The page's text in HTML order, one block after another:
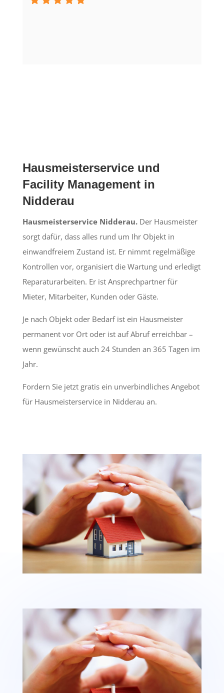
Hausmeisterservice und
Facility Management in
Nidderau
Hausmeisterservice Nidderau.Der Hausmeister
sorgt dafür, dass alles rund um Ihr Objekt in
einwandfreiem Zustand ist. Er nimmt regelmäßige
Kontrollen vor, organisiert die Wartung und erledigt
Reparaturarbeiten. Er ist Ansprechpartner für
Mieter, Mitarbeiter, Kunden oder Gäste.
Je nach Objekt oder Bedarf ist ein Hausmeister
permanent vor Ort oder ist auf Abruf erreichbar –
wenn gewünscht auch 24 Stunden an 365 Tagen im
Jahr.
Fordern Sie jetzt gratis ein unverbindliches Angebot
für Hausmeisterservice in Nidderau an.